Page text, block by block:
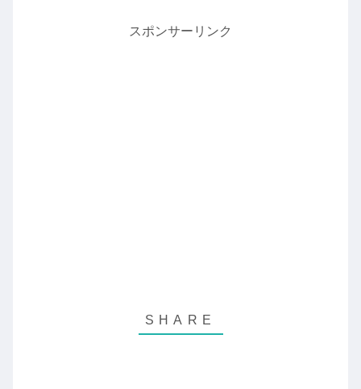
スポンサーリンク